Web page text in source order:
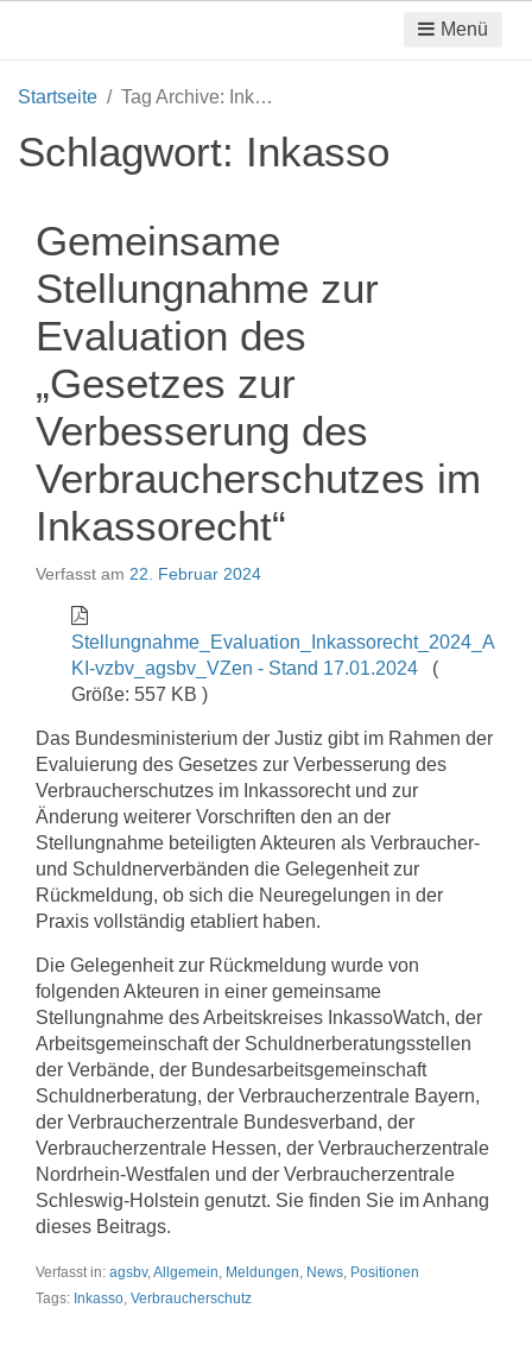
Menü
Startseite Tag Archive: Inkasso
Schlagwort: Inkasso
Gemeinsame
Stellungnahme zur
Evaluation des
„Gesetzes zur
Verbesserung des
Verbraucherschutzes im
Inkassorecht“
Verfasst am 22. Februar 2024
Stellungnahme_Evaluation_Inkassorecht_2024_A
KI-vzbv_agsbv_VZen - Stand 17.01.2024
(
Größe: 557 KB )
Das Bundesministerium der Justiz gibt im Rahmen der
Evaluierung des Gesetzes zur Verbesserung des
Verbraucherschutzes im Inkassorecht und zur
Änderung weiterer Vorschriften den an der
Stellungnahme beteiligten Akteuren als Verbraucher-
und Schuldnerverbänden die Gelegenheit zur
Rückmeldung, ob sich die Neuregelungen in der
Praxis vollständig etabliert haben.
Die Gelegenheit zur Rückmeldung wurde von
folgenden Akteuren in einer gemeinsame
Stellungnahme des Arbeitskreises InkassoWatch, der
Arbeitsgemeinschaft der Schuldnerberatungsstellen
der Verbände, der Bundesarbeitsgemeinschaft
Schuldnerberatung, der Verbraucherzentrale Bayern,
der Verbraucherzentrale Bundesverband, der
Verbraucherzentrale Hessen, der Verbraucherzentrale
Nordrhein-Westfalen und der Verbraucherzentrale
Schleswig-Holstein genutzt. Sie finden Sie im Anhang
dieses Beitrags.
Verfasst in: agsbv,Allgemein, Meldungen, News, Positionen
Tags: Inkasso, Verbraucherschutz